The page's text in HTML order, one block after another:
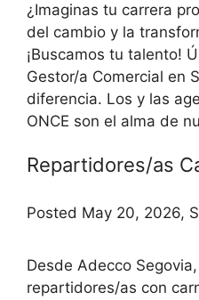
¿Imaginas tu carrera
del cambio y la
¡Buscamos tu talento!
Gestor/a Comercial en
diferencia. Los y las
ONCE son el alma de
Repartidores/as
Posted May 20, 2026,
Desde Adecco
repartidores/as con